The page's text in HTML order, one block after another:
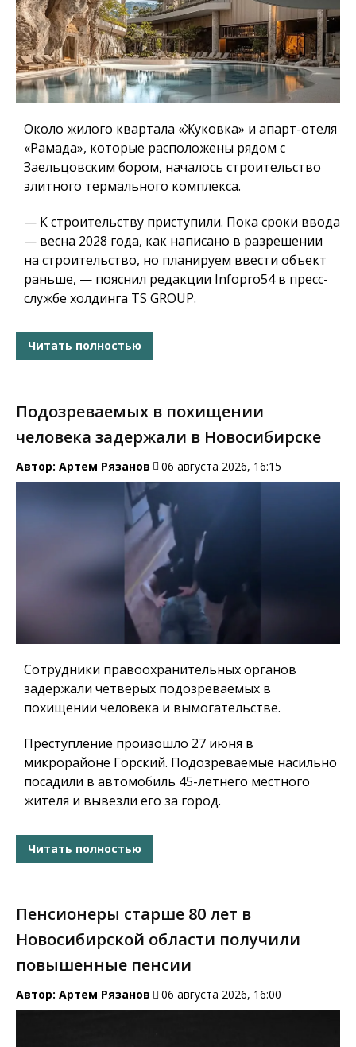
Около жилого квартала «Жуковка» и апарт-отеля
«Рамада», которые расположены рядом с
Заельцовским бором, началось строительство
элитного термального комплекса.
— К строительству приступили. Пока сроки ввода
— весна 2028 года, как написано в разрешении
на строительство, но планируем ввести объект
раньше, — пояснил редакции Infopro54 в пресс-
службе холдинга TS GROUP.
Читать полностью
Подозреваемых в похищении
человека задержали в Новосибирске
Автор: Артем Рязанов 06 августа 2026, 16:15
Сотрудники правоохранительных органов
задержали четверых подозреваемых в
похищении человека и вымогательстве.
Преступление произошло 27 июня в
микрорайоне Горский. Подозреваемые насильно
посадили в автомобиль 45-летнего местного
жителя и вывезли его за город.
Читать полностью
Пенсионеры старше 80 лет в
Новосибирской области получили
повышенные пенсии
Автор: Артем Рязанов 06 августа 2026, 16:00